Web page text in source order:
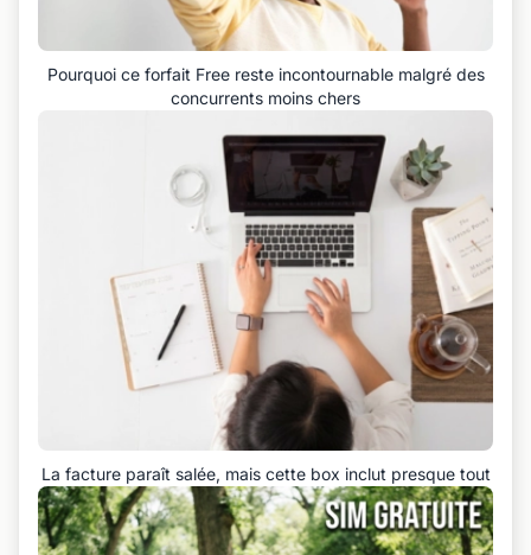
Pourquoi ce forfait Free reste incontournable malgré des
concurrents moins chers
La facture paraît salée, mais cette box inclut presque tout